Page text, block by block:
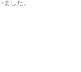
した。